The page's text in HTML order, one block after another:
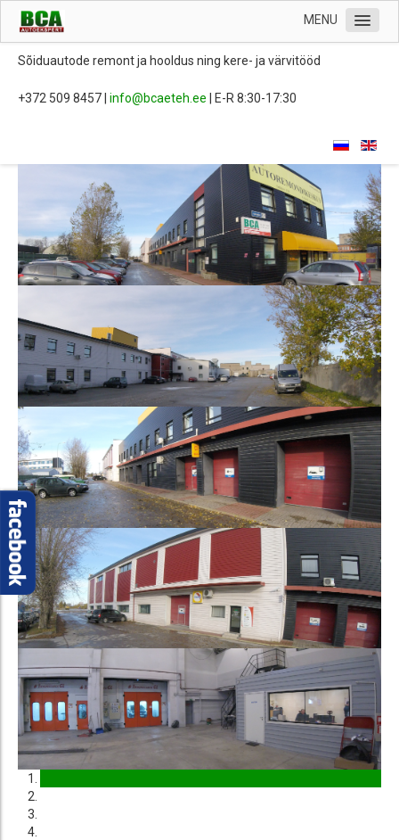
MENU
Avaleht
Hooldus ja remont
Mõlkide eemaldamine
Kontakt
Sõiduautode remont ja hooldus ning kere- ja värvitööd
+372 509 8457 | | E-R 8:30-17:30